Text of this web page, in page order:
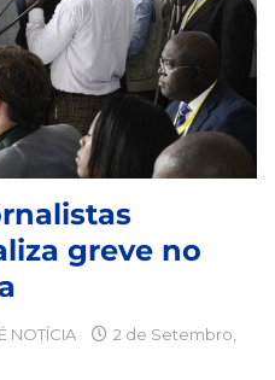
greve no
NOTÍCIA
2 de Setembro,